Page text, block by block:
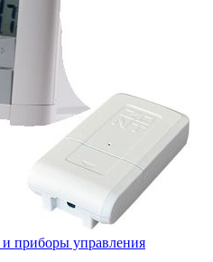
приборы управления